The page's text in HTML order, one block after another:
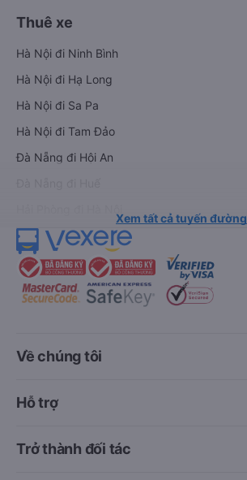
Thuê xe
Hà Nội đi Ninh Bình
Hà Nội đi Hạ Long
Hà Nội đi Sa Pa
Hà Nội đi Tam Đảo
Đà Nẵng đi Hội An
Xem tất cả tuyến đường
Về chúng tôi
Hỗ trợ
Trở thành đối tác